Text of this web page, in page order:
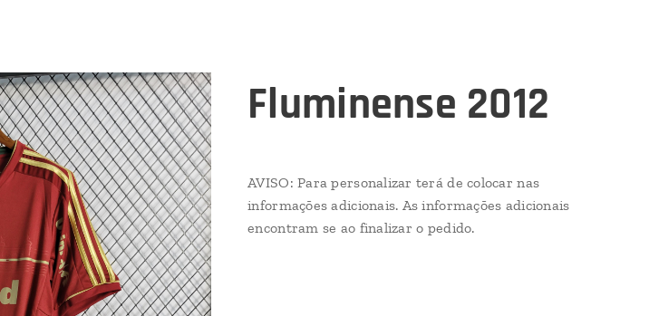
Fluminense 2012
AVISO: Para personalizar terá de colocar nas
informações adicionais. As informações adicionais
encontram se ao finalizar o pedido.